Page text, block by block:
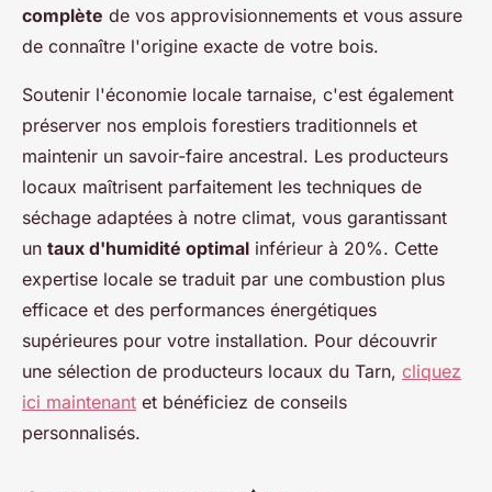
complète de vos approvisionnements et vous assure
de connaître l'origine exacte de votre bois.
Soutenir l'économie locale tarnaise, c'est également
préserver nos emplois forestiers traditionnels et
maintenir un savoir-faire ancestral. Les producteurs
locaux maîtrisent parfaitement les techniques de
séchage adaptées à notre climat, vous garantissant
un taux d'humidité optimal inférieur à 20%. Cette
expertise locale se traduit par une combustion plus
efficace et des performances énergétiques
supérieures pour votre installation. Pour découvrir
une sélection de producteurs locaux du Tarn, cliquez
ici maintenant et bénéficiez de conseils
personnalisés.